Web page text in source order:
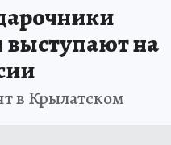
выступают на
в Крылатском